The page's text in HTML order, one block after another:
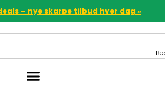
– nye skarpe tilbud hver dag »